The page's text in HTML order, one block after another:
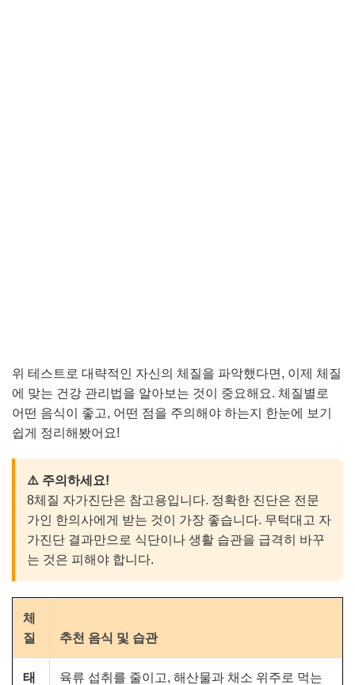
위 테스트로 대략적인 자신의 체질을 파악했다면, 이제 체질
에 맞는 건강 관리법을 알아보는 것이 중요해요. 체질별로
어떤 음식이 좋고, 어떤 점을 주의해야 하는지 한눈에 보기
쉽게 정리해봤어요!
⚠️ 주의하세요!
8체질 자가진단은 참고용입니다. 정확한 진단은 전문
가인 한의사에게 받는 것이 가장 좋습니다. 무턱대고 자
가진단 결과만으로 식단이나 생활 습관을 급격히 바꾸
는 것은 피해야 합니다.
체
질
추천 음식 및 습관
태
육류 섭취를 줄이고, 해산물과 채소 위주로 먹는